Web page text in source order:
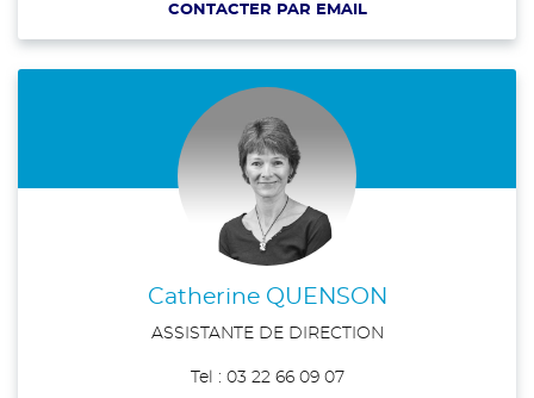
CONTACTER PAR EMAIL
Catherine QUENSON
ASSISTANTE DE DIRECTION
Tel : 03 22 66 09 07